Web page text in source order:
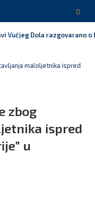
Vučjeg Dola razgovarano
maloljetnika ispred
zbog
ispred
u